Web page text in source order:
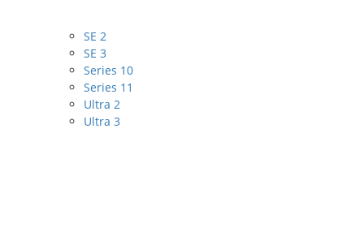
SE 2
SE 3
Series 10
Series 11
Ultra 2
Ultra 3